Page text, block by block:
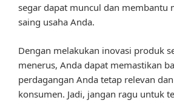
segar dapat muncul dan membantu
saing usaha Anda.
Dengan melakukan inovasi produk
menerus, Anda dapat memastikan
perdagangan Anda tetap relevan
konsumen. Jadi, jangan ragu untuk